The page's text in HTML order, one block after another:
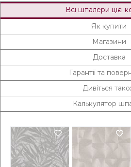
Всі шпалери цієї
Як купити
Магазини
Доставка
Гарантії та
Дивіться
Калькулятор